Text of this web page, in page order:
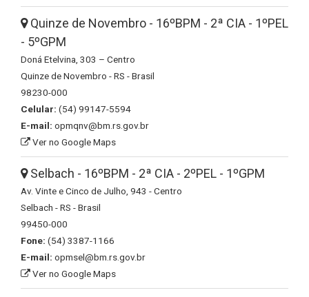
Quinze de Novembro - 16ºBPM - 2ª CIA - 1ºPEL
- 5ºGPM
Doná Etelvina, 303 – Centro
Quinze de Novembro - RS - Brasil
98230-000
Celular: (54) 99147-5594
E-mail: opmqnv@bm.rs.gov.br
Ver no Google Maps
Selbach - 16ºBPM - 2ª CIA - 2ºPEL - 1ºGPM
Av. Vinte e Cinco de Julho, 943 - Centro
Selbach - RS - Brasil
99450-000
Fone: (54) 3387-1166
E-mail: opmsel@bm.rs.gov.br
Ver no Google Maps